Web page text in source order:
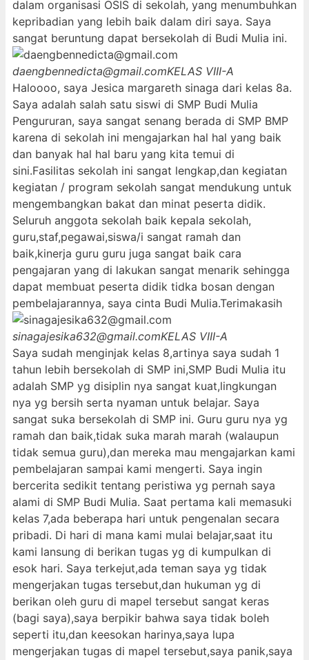
dalam organisasi OSIS di sekolah, yang menumbuhkan
kepribadian yang lebih baik dalam diri saya. Saya
sangat beruntung dapat bersekolah di Budi Mulia ini.
daengbennedicta@gmail.comKELAS VIII-A
Haloooo, saya Jesica margareth sinaga dari kelas 8a.
Saya adalah salah satu siswi di SMP Budi Mulia
Pengururan, saya sangat senang berada di SMP BMP
karena di sekolah ini mengajarkan hal hal yang baik
dan banyak hal hal baru yang kita temui di
sini.Fasilitas sekolah ini sangat lengkap,dan kegiatan
kegiatan / program sekolah sangat mendukung untuk
mengembangkan bakat dan minat peserta didik.
Seluruh anggota sekolah baik kepala sekolah,
guru,staf,pegawai,siswa/i sangat ramah dan
baik,kinerja guru guru juga sangat baik cara
pengajaran yang di lakukan sangat menarik sehingga
dapat membuat peserta didik tidka bosan dengan
pembelajarannya, saya cinta Budi Mulia.Terimakasih
sinagajesika632@gmail.comKELAS VIII-A
Saya sudah menginjak kelas 8,artinya saya sudah 1
tahun lebih bersekolah di SMP ini,SMP Budi Mulia itu
adalah SMP yg disiplin nya sangat kuat,lingkungan
nya yg bersih serta nyaman untuk belajar. Saya
sangat suka bersekolah di SMP ini. Guru guru nya yg
ramah dan baik,tidak suka marah marah (walaupun
tidak semua guru),dan mereka mau mengajarkan kami
pembelajaran sampai kami mengerti. Saya ingin
bercerita sedikit tentang peristiwa yg pernah saya
alami di SMP Budi Mulia. Saat pertama kali memasuki
kelas 7,ada beberapa hari untuk pengenalan secara
pribadi. Di hari di mana kami mulai belajar,saat itu
kami lansung di berikan tugas yg di kumpulkan di
esok hari. Saya terkejut,ada teman saya yg tidak
mengerjakan tugas tersebut,dan hukuman yg di
berikan oleh guru di mapel tersebut sangat keras
(bagi saya),saya berpikir bahwa saya tidak boleh
seperti itu,dan keesokan harinya,saya lupa
mengerjakan tugas di mapel tersebut,saya panik,saya